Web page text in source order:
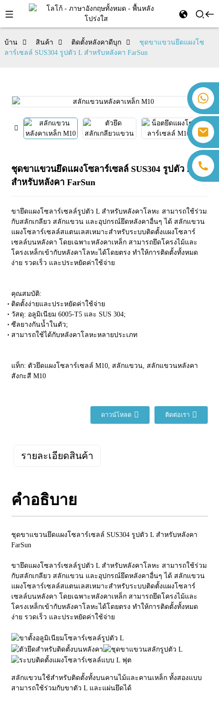
+86 18259071452 ฮันนา ลี
+86 13559179905 แซลลี่ เฉิน
+86 18350266301 ไอริส ฮง
+86 18806057002 ซานบอร์น กัว
sales@farsunpv.com
บ้าน สินค้า ติดตั้งหลังคาดีบุก
ชุดขาแขวนยึดแผงโซ
ลาร์เซลล์ SUS304 รูปตัว L สำหรับหลังคา FarSun
ชุดขาแขวนยึดแผงโซลาร์เซลล์ SUS304 รูปตัว L
สำหรับหลังคา FarSun
ขายึดแผงโซลาร์เซลล์รูปตัว L สำหรับหลังคาโลหะ สามารถใช้ร่วม
กับสลักเกลียว สลักแขวน และอุปกรณ์ยึดหลังคาอื่นๆ ได้ สลักแขวน
แผงโซลาร์เซลล์สแตนเลสเหมาะสำหรับระบบติดตั้งแผงโซลาร์
เซลล์บนหลังคา โดยเฉพาะหลังคาเหล็ก สามารถยึดโครงไม้และ
โครงเหล็กเข้ากับหลังคาโลหะได้โดยตรง ทำให้การติดตั้งทั้งหมด
ง่าย รวดเร็ว และประหยัดค่าใช้จ่าย
คุณสมบัติ:
ติดตั้งง่ายและประหยัดค่าใช้จ่าย
วัสดุ: อลูมิเนียม 6005-T5 และ SUS 304;
ซีลยางกันน้ำในตัว;
สามารถใช้ได้กับหลังคาโลหะหลายประเภท
แท็ก: ตัวยึดแผงโซลาร์เซลล์ M10, สลักแขวน, สลักแขวนหลังคา
สังกะสี M10
ดาวน์โหลด ติดต่อเรา
รายละเอียดสินค้า
คำอธิบาย
ชุดขาแขวนยึดแผงโซลาร์เซลล์ SUS304 รูปตัว L สำหรับหลังคา
FarSun
ขายึดแผงโซลาร์เซลล์รูปตัว L สำหรับหลังคาโลหะ สามารถใช้ร่วม
กับสลักเกลียว สลักแขวน และอุปกรณ์ยึดหลังคาอื่นๆ ได้ สลักแขวน
แผงโซลาร์เซลล์สแตนเลสเหมาะสำหรับระบบติดตั้งแผงโซลาร์
เซลล์บนหลังคา โดยเฉพาะหลังคาเหล็ก สามารถยึดโครงไม้และ
โครงเหล็กเข้ากับหลังคาโลหะได้โดยตรง ทำให้การติดตั้งทั้งหมด
ง่าย รวดเร็ว และประหยัดค่าใช้จ่าย
สลักแขวนใช้สำหรับติดตั้งทั้งบนคานไม้และคานเหล็ก ทั้งสองแบบ
สามารถใช้ร่วมกับขาตัว L และแผ่นยึดได้